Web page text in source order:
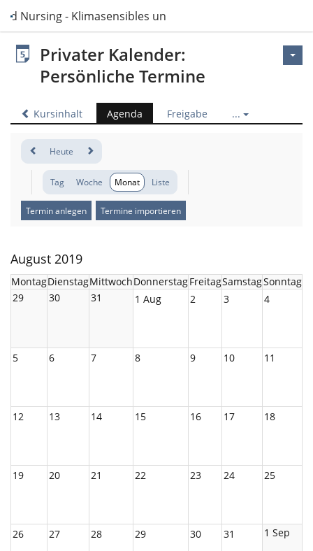
Nursing - Klimasensibles und nachhaltiges Handeln
Privater Kalender:
Persönliche Termine
Kursinhalt Agenda Freigabe ...
Heute
Tag Woche Monat Liste
Termin anlegen Termine importieren
August 2019
MontagDienstagMittwochDonnerstagFreitagSamstagSonntag
29
30 31 1 Aug 2 3 4
5 6 7 8 9 10 11
12 13 14 15 16 17 18
19 20 21 22 23 24 25
26 27 28 29 30 31 1 Sep